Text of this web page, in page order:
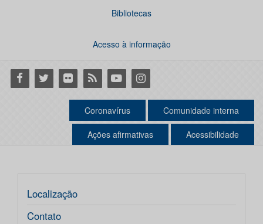
Bibliotecas
Acesso à informação
Facebook
Twitter Flickr RSS YoutubeInstagram
Coronavírus Comunidade interna
Ações afirmativas Acessibilidade
Localização
Contato